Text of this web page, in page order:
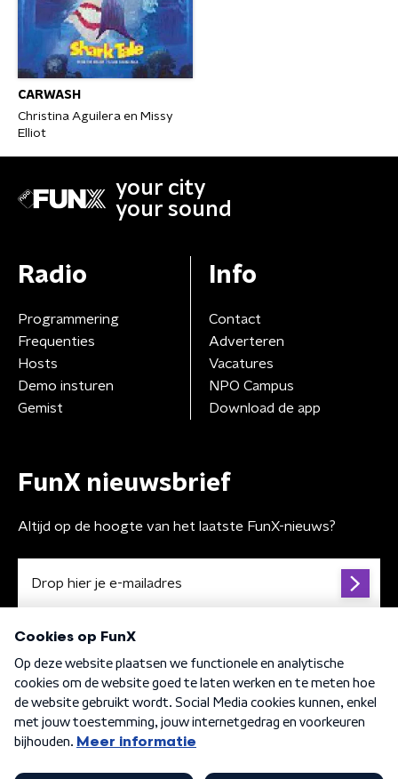
CARWASH
Christina Aguilera en Missy
Elliot
your city
your sound
Radio
Programmering
Frequenties
Hosts
Demo insturen
Gemist
Info
Contact
Adverteren
Vacatures
NPO Campus
Download de app
FunX nieuwsbrief
Altijd op de hoogte van het laatste FunX-nieuws?
Algemene voorwaarden Privacybeleid